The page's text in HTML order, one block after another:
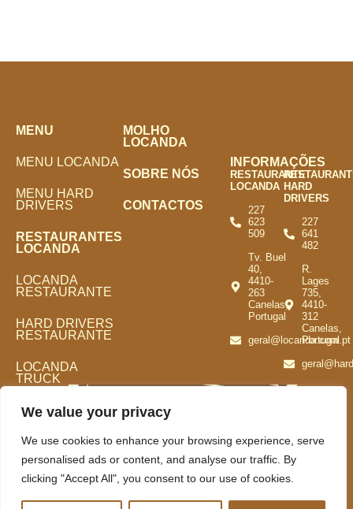
We value your privacy
We use cookies to enhance your browsing experience, serve
personalised ads or content, and analyse our traffic. By
clicking "Accept All", you consent to our use of cookies.
MENU
MENU LOCANDA
MENU HARD
DRIVERS
RESTAURANTES
LOCANDA
LOCANDA
RESTAURANTE
HARD DRIVERS
RESTAURANTE
LOCANDA
TRUCK
MOLHO
LOCANDA
SOBRE NÓS
CONTACTOS
INFORMAÇÕES
RESTAURANTE
LOCANDA
227
623
509
Tv. Buel
40,
4410-
263
Canelas,
Portugal
geral@locanda.com.pt
HARD
DRIVERS
227
641
482
R.
Lages
735,
4410-
312
Canelas,
Portugal